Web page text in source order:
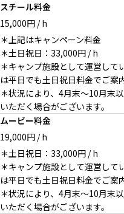
車場にテントを張れます
オプション：0site house / 大自
然を望める古民家空間
オプショ
にも使え
スチール料金
15,000円 / h
＊上記はキャンペーン料金
＊土日祝日：33,000円 / h
＊キャンプ施設として運営して
は平日でも土日祝日料金でご案
＊状況により、4月末〜10月末
いただく場合がございます。
ムービー料金
19,000円 / h
＊土日祝日：33,000円 / h
＊キャンプ施設として運営して
は平日でも土日祝日料金でご案
＊状況により、4月末〜10月末
いただく場合がございます。